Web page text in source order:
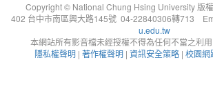
Copyright © National Chung Hsing University 版
402 台中市南區興大路145號 04-22840306轉713
u.edu.tw
本網站所有影音檔未經授權不得為任何不當之利
隱私權聲明 | 著作權聲明 | 資訊安全策略 | 校園網